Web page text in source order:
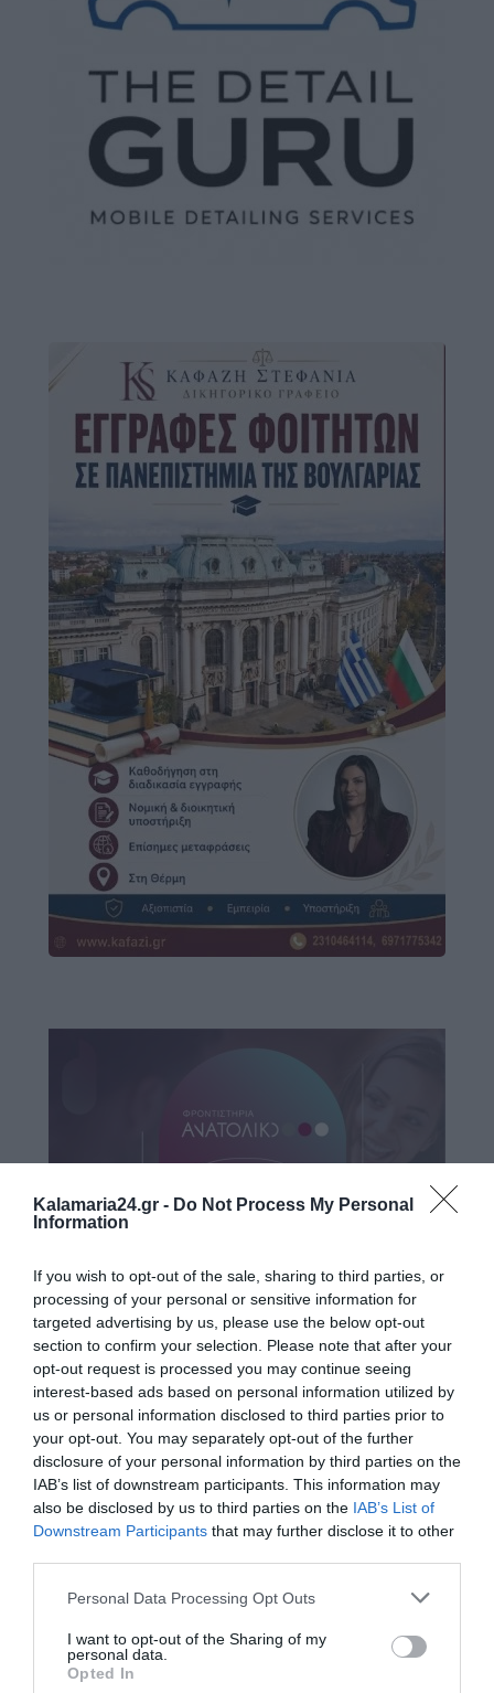
Kalamaria24.gr - Do Not Process My Personal
Information
If you wish to opt-out of the sale, sharing to third parties, or
processing of your personal or sensitive information for
targeted advertising by us, please use the below opt-out
section to confirm your selection. Please note that after your
opt-out request is processed you may continue seeing
interest-based ads based on personal information utilized by
us or personal information disclosed to third parties prior to
your opt-out. You may separately opt-out of the further
disclosure of your personal information by third parties on the
IAB’s list of downstream participants. This information may
also be disclosed by us to third parties on the IAB’s List of
Downstream Participants that may further disclose it to other
Personal Data Processing Opt Outs
I want to opt-out of the Sharing of my
personal data.
Opted In
Ο ΚΑΙΡΟΣ
Θεσσαλονίκη
Κυριακή, 09